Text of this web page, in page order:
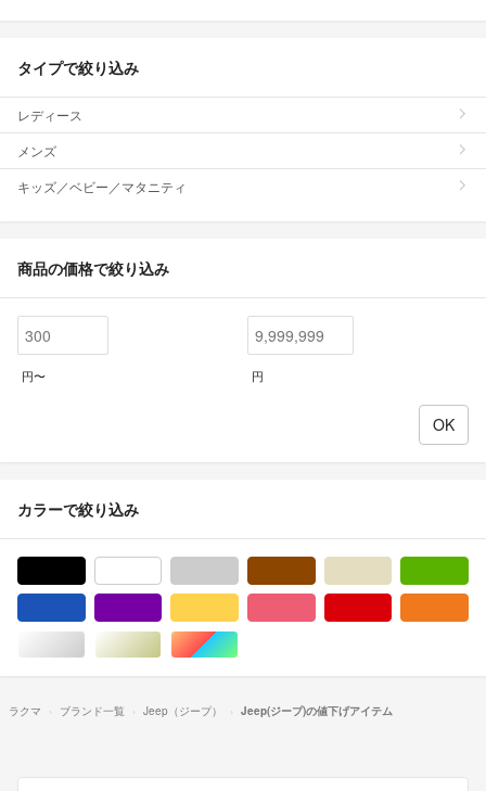
タイプで絞り込み
レディース
メンズ
キッズ／ベビー／マタニティ
商品の価格で絞り込み
円〜 円
カラーで絞り込み
シルバー/銀色系ゴールド/金色系マルチカラー
ラクマ ブランド一覧 Jeep（ジープ） Jeep(ジープ)の値下げアイテム